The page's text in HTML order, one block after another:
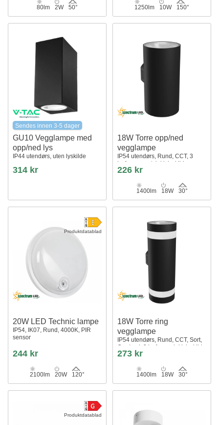
80lm 2W 50° 1250lm 10W 150°
Sendes innen 3-5 dager
GU10 Vegglampe med
opp/ned lys
IP44 utendørs, uten lyskilde
314 kr
18W Torre opp/ned
vegglampe
IP54 utendørs, Rund, CCT, 3
lysfarger, sort, inkl. lyskilde
226 kr
1400lm 18W 30°
Produktdatablad
20W LED Technic lampe
IP54, IK07, Rund, 4000K, PIR
sensor
244 kr
2100lm 20W 120°
18W Torre ring
vegglampe
IP54 utendørs, Rund, CCT, Sort,
Opp/ned, 3 lysfarger, inkl. lyskilde
273 kr
1400lm 18W 30°
Produktdatablad